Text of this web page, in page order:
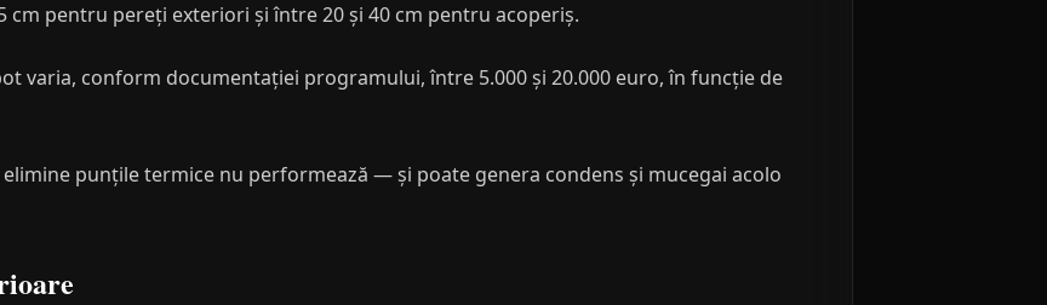
cm pentru pereți exteriori și între 20 și 40 cm pentru acoperiș.
varia, conform documentației programului, între 5.000 și 20.000 euro, în funcție de
punțile termice nu performează — și poate genera condens și mucegai acolo